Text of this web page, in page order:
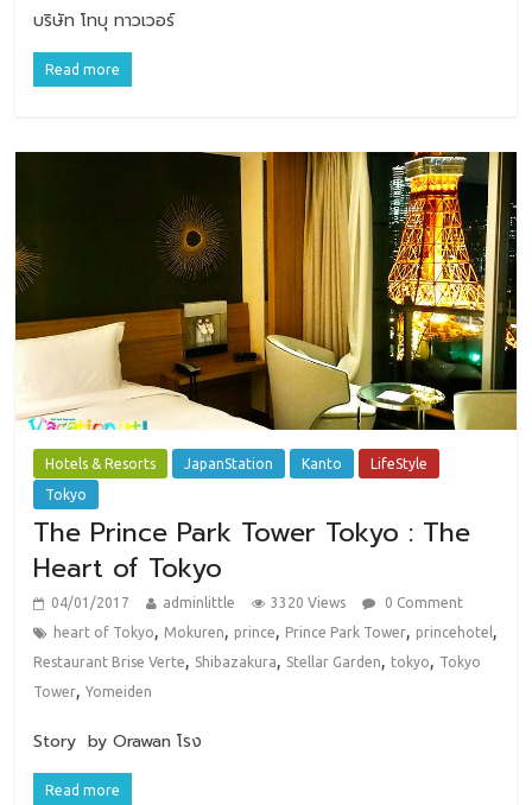
บริษัท โทบุ ทาวเวอร์
Read more
Hotels & Resorts JapanStation Kanto
LifeStyle
Tokyo
The Prince Park Tower Tokyo : The
Heart of Tokyo
04/01/2017 adminlittle 3320 Views
0 Comment
heart of Tokyo, Mokuren, prince, Prince Park Tower, princehotel ,
Restaurant Brise Verte, Shibazakura, Stellar Garden, tokyo, Tokyo
Tower,Yomeiden
Story by Orawan โรง
Read more